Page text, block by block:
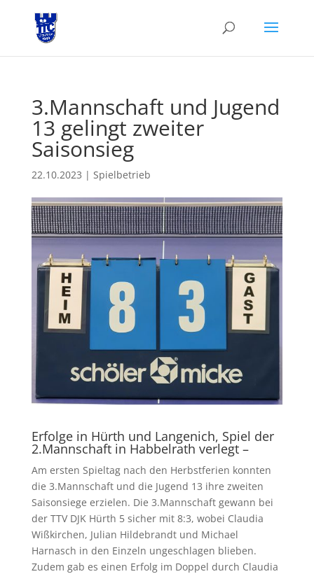
3.Mannschaft und Jugend
13 gelingt zweiter
Saisonsieg
22.10.2023 | Spielbetrieb
Erfolge in Hürth und Langenich, Spiel der
2.Mannschaft in Habbelrath verlegt –
Am ersten Spieltag nach den Herbstferien konnten
die 3.Mannschaft und die Jugend 13 ihre zweiten
Saisonsiege erzielen. Die 3.Mannschaft gewann bei
der TTV DJK Hürth 5 sicher mit 8:3, wobei Claudia
Wißkirchen, Julian Hildebrandt und Michael
Harnasch in den Einzeln ungeschlagen blieben.
Zudem gab es einen Erfolg im Doppel durch Claudia